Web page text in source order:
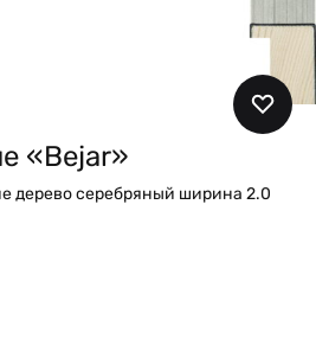
«Bejar»
дерево серебряный ширина 2.0